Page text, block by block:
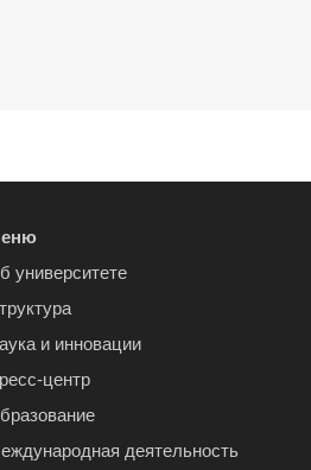
университете
и инновации
центр
деятельность